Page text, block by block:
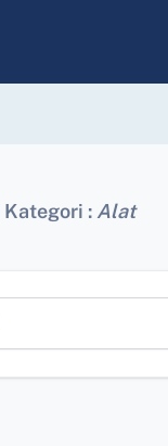
Kategori : Alat